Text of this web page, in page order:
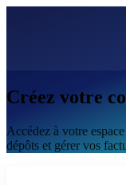
Créez votre
Accédez à votre
dépôts et gérer vos